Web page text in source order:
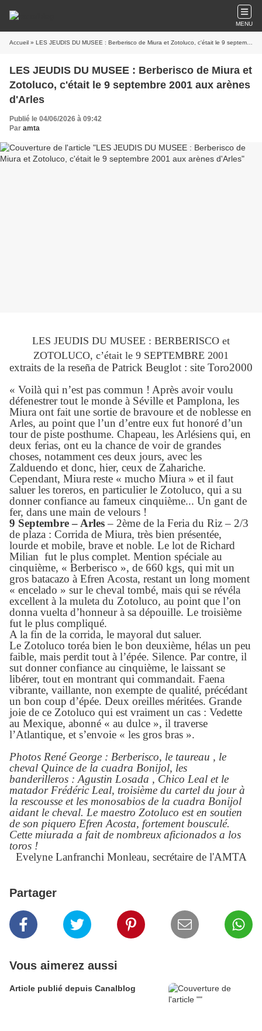
MENU
Accueil » LES JEUDIS DU MUSEE : Berberisco de Miura et Zotoluco, c'était le 9 septembre 2001 aux arènes d'Arles
LES JEUDIS DU MUSEE : Berberisco de Miura et
Zotoluco, c'était le 9 septembre 2001 aux arènes
d'Arles
Publié le 04/06/2026 à 09:42
Par amta
LES JEUDIS DU MUSEE : BERBERISCO et
ZOTOLUCO, c’était le 9 SEPTEMBRE 2001
extraits de la reseña de Patrick Beuglot : site Toro2000
« Voilà qui n’est pas commun ! Après avoir voulu
défenestrer tout le monde à Séville et Pamplona, les
Miura ont fait une sortie de bravoure et de noblesse en
Arles, au point que l’un d’entre eux fut honoré d’un
tour de piste posthume. Chapeau, les Arlésiens qui, en
deux ferias, ont eu la chance de voir de grandes
choses, notamment ces deux jours, avec les
Zalduendo et donc, hier, ceux de Zahariche.
Cependant, Miura reste « mucho Miura » et il faut
saluer les toreros, en particulier le Zotoluco, qui a su
donner confiance au fameux cinquième... Un gant de
fer, dans une main de velours !
9 Septembre – Arles– 2ème de la Feria du Riz – 2/3
de plaza : Corrida de Miura, très bien présentée,
lourde et mobile, brave et noble. Le lot de Richard
Milian fut le plus complet. Mention spéciale au
cinquième, « Berberisco », de 660 kgs, qui mit un
gros batacazo à Efren Acosta, restant un long moment
« encelado » sur le cheval tombé, mais qui se révéla
excellent à la muleta du Zotoluco, au point que l’on
donna vuelta d’honneur à sa dépouille. Le troisième
fut le plus compliqué.
A la fin de la corrida, le mayoral dut saluer.
Le Zotoluco toréa bien le bon deuxième, hélas un peu
faible, mais perdit tout à l’épée. Silence. Par contre, il
sut donner confiance au cinquième, le laissant se
libérer, tout en montrant qui commandait. Faena
vibrante, vaillante, non exempte de qualité, précédant
un bon coup d’épée. Deux oreilles méritées. Grande
joie de ce Zotoluco qui est vraiment un cas : Vedette
au Mexique, abonné « au dulce », il traverse
l’Atlantique, et s’envoie « les gros bras ».
Photos René George : Berberisco, le taureau , le
cheval Quince de la cuadra Bonijol, les
banderilleros : Agustin Losada , Chico Leal et le
matador Frédéric Leal, troisième du cartel du jour à
la rescousse et les monosabios de la cuadra Bonijol
aidant le cheval. Le maestro Zotoluco est en soutien
de son piquero Efren Acosta, fortement bousculé.
Cette miurada a fait de nombreux aficionados a los
toros !
Evelyne Lanfranchi Monleau, secrétaire de l'AMTA
Partager
Vous aimerez aussi
Article publié depuis Canalblog